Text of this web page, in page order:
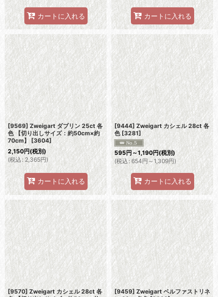
カートに入れる カートに入れる
[9569] Zweigart ダブリン 25ct 各
色 【切り出しサイズ：約50cm×約
70cm】 [3604]
2,150円(税別)
(税込 : 2,365円)
カートに入れる
[9444] Zweigart カシェル 28ct 各
色 [3281]
595円～1,190円(税別)
(税込: 654円～1,309円)
カートに入れる
[9570] Zweigart カシェル 28ct 各
[9459] Zweigart ベルファストリネ